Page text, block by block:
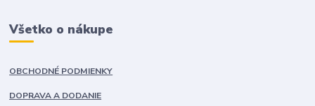
Všetko o nákupe
OBCHODNÉ PODMIENKY
DOPRAVA A DODANIE